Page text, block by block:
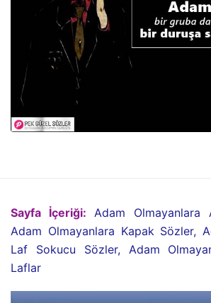
Sayfa İçeriği:
Adam Olmayanlara
Adam Olmayanlara Kapak Sözler,
Laf Sokucu Sözler, Adam
Laflar